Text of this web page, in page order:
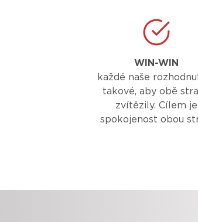
WIN-WIN
každé naše
takové, aby obě
zvítězily. Cílem je
spokojenost obou